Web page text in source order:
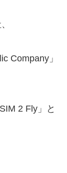
Company」
2 Fly」と